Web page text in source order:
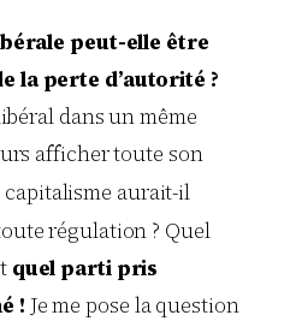
peut-elle être
la perte d’autorité ?
dans un même
afficher toute son
capitalisme aurait-il
régulation ? Quel
quel parti pris
! Je me pose la question